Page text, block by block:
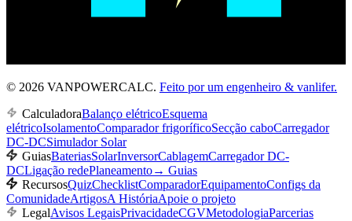
© 2026 VANPOWERCALC. Feito por um engenheiro & vanlifer.
CalculadoraBalanço elétricoEsquema
elétricoIsolamentoComparador frigoríficoSecção caboCarregador
DC-DCSimulador Solar
GuiasBateriasSolarInversorCablagemCarregador DC-
DCLigação redePlaneamento→ Guias
RecursosQuizChecklistComparadorEquipamentoConfigs da
ComunidadeArtigosA HistóriaApoie o projeto
LegalAvisos LegaisPrivacidadeCGVMetodologiaParcerias